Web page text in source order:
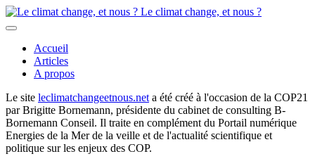
Le climat change, et nous ?
Accueil
Articles
A propos
Le site leclimatchangeetnous.net a été créé à l'occasion de la COP21
par Brigitte Bornemann, présidente du cabinet de consulting B-
Bornemann Conseil. Il traite en complément du Portail numérique
Energies de la Mer de la veille et de l'actualité scientifique et
politique sur les enjeux des COP.